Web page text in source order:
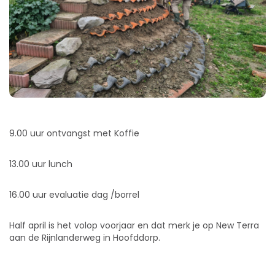
9.00 uur ontvangst met Koffie
13.00 uur lunch
16.00 uur evaluatie dag /borrel
Half april is het volop voorjaar en dat merk je op New Terra
aan de Rijnlanderweg in Hoofddorp.